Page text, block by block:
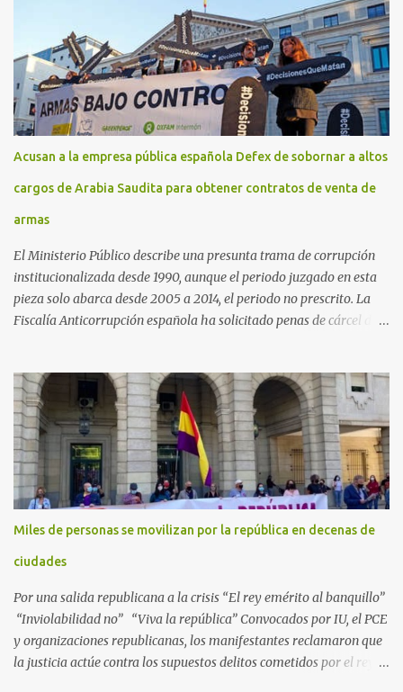
Acusan a la empresa pública española Defex de sobornar a altos
cargos de Arabia Saudita para obtener contratos de venta de
armas
El Ministerio Público describe una presunta trama de corrupción
institucionalizada desde 1990, aunque el periodo juzgado en esta
pieza solo abarca desde 2005 a 2014, el periodo no prescrito. La
Fiscalía Anticorrupción española ha solicitado penas de cárcel de
Arabia Saudita a través de la empresa pública española Defex,
disuelta. El fiscal Conrado Saiz describe en su escrito de
conclusiones cómo la empresa pública Defex pagó comisiones
ilegales a diversas autoridades del régimen árabe entre 2005 y
2014, para obtener a cambio la materialización de los contratos. El
Ministerio Público lleva a cabo esta acusación en una de las piezas
separadas del llamado 'caso Defex', que investiga once ventas
ejecutadas en este periodo, y atribuye a José Ignacio Encinas
Charro, presidente de la compañía pública hasta 2013, los
Miles de personas se movilizan por la república en decenas de
ciudades
Por una salida republicana a la crisis “El rey emérito al banquillo”
“Inviolabilidad no” “Viva la república” Convocados por IU, el PCE
y organizaciones republicanas, los manifestantes reclamaron que
la justicia actúe contra los supuestos delitos cometidos por el rey